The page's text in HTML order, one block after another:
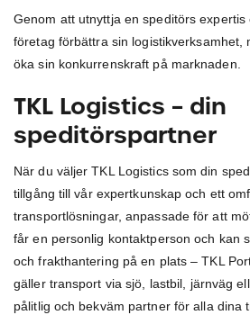
Genom att utnyttja en speditörs
företag förbättra sin logistikverksamhet,
öka sin konkurrenskraft på marknaden.
TKL Logistics – din
speditörspartner
När du väljer TKL Logistics som din
tillgång till vår expertkunskap och ett
transportlösningar, anpassade för att
får en personlig kontaktperson och kan
och frakthantering på en plats – TKL
gäller transport via sjö, lastbil, järnväg
pålitlig och bekväm partner för alla dina